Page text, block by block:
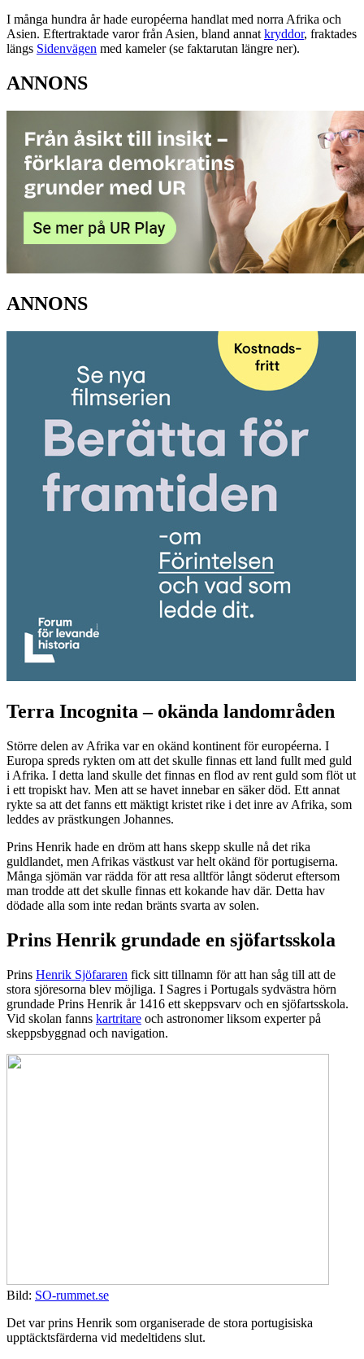
I många hundra år hade européerna handlat med norra Afrika och
Asien. Eftertraktade varor från Asien, bland annat kryddor, fraktades
längs Sidenvägen med kameler (se faktarutan längre ner).
ANNONS
ANNONS
Terra Incognita – okända landområden
Större delen av Afrika var en okänd kontinent för européerna. I
Europa spreds rykten om att det skulle finnas ett land fullt med guld
i Afrika. I detta land skulle det finnas en flod av rent guld som flöt ut
i ett tropiskt hav. Men att se havet innebar en säker död. Ett annat
rykte sa att det fanns ett mäktigt kristet rike i det inre av Afrika, som
leddes av prästkungen Johannes.
Prins Henrik hade en dröm att hans skepp skulle nå det rika
guldlandet, men Afrikas västkust var helt okänd för portugiserna.
Många sjömän var rädda för att resa alltför långt söderut eftersom
man trodde att det skulle finnas ett kokande hav där. Detta hav
dödade alla som inte redan bränts svarta av solen.
Prins Henrik grundade en sjöfartsskola
Prins Henrik Sjöfararen fick sitt tillnamn för att han såg till att de
stora sjöresorna blev möjliga. I Sagres i Portugals sydvästra hörn
grundade Prins Henrik år 1416 ett skeppsvarv och en sjöfartsskola.
Vid skolan fanns kartritare och astronomer liksom experter på
skeppsbyggnad och navigation.
Bild: SO-rummet.se
Det var prins Henrik som organiserade de stora portugisiska
upptäcktsfärderna vid medeltidens slut.